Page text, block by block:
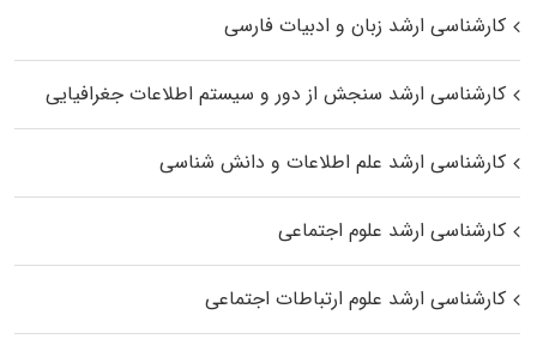
کارشناسی ارشد زبان و ادبیات فارسی
کارشناسی ارشد سنجش از دور و سیستم اطلاعات جغرافیایی
کارشناسی ارشد علم اطلاعات و دانش شناسی
کارشناسی ارشد علوم اجتماعی
کارشناسی ارشد علوم ارتباطات اجتماعی